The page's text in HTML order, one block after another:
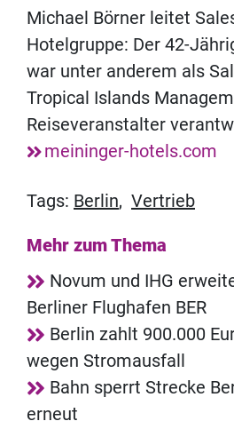
Michael Börner leitet
Hotelgruppe: Der 42-
war unter anderem als
Tropical Islands
Reiseveranstalter
meininger-hotels.com
Tags: Berlin, Vertrieb
Mehr zum Thema
Novum und IHG
Berliner Flughafen BER
Berlin zahlt 900.000
wegen Stromausfall
Bahn sperrt Strecke
erneut